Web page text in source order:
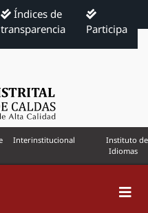
Índices de
transparencia
Participa
Interinstitucional
Instituto de
Idiomas